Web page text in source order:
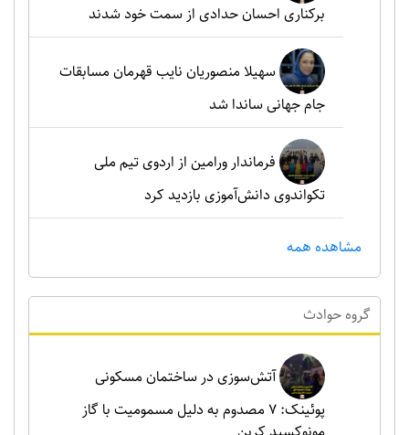
برکناری احسان حدادی از سمت خود شدند
سهیلا منصوریان نایب قهرمان مسابقات
جام جهانی ساندا شد
فرماندار ورامین از اردوی تیم ملی
تکواندوی دانش‌آموزی بازدید کرد
مشاهده همه
گروه حوادث
آتش‌سوزی در ساختمان مسکونی
پوئینک: 7 مصدوم به دلیل مسمومیت با گاز